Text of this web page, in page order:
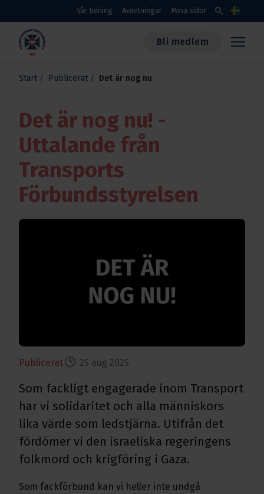
Skippa till huvudinnehållet
Vår tidning Avdelningar Mina sidor search Språk
Transportarbetareförbundet
Bli medlem
Start Publicerat Det är nog nu
Det är nog nu! -
Uttalande från
Transports
Förbundsstyrelsen
Publicerat 25 aug 2025
Som fackligt engagerade inom Transport
har vi solidaritet och alla människors
lika värde som ledstjärna. Utifrån det
fördömer vi den israeliska regeringens
folkmord och krigföring i Gaza.
Som fackförbund kan vi heller inte undgå